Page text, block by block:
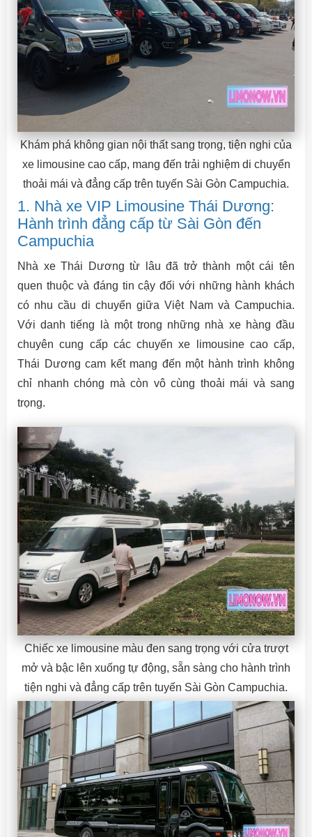
Khám phá không gian nội thất sang trọng, tiện nghi của
xe limousine cao cấp, mang đến trải nghiệm di chuyển
thoải mái và đẳng cấp trên tuyến Sài Gòn Campuchia.
1. Nhà xe VIP Limousine Thái Dương:
Hành trình đẳng cấp từ Sài Gòn đến
Campuchia
Nhà xe Thái Dương từ lâu đã trở thành một cái tên
quen thuộc và đáng tin cậy đối với những hành khách
có nhu cầu di chuyển giữa Việt Nam và Campuchia.
Với danh tiếng là một trong những nhà xe hàng đầu
chuyên cung cấp các chuyến xe limousine cao cấp,
Thái Dương cam kết mang đến một hành trình không
chỉ nhanh chóng mà còn vô cùng thoải mái và sang
trọng.
Chiếc xe limousine màu đen sang trọng với cửa trượt
mở và bậc lên xuống tự động, sẵn sàng cho hành trình
tiện nghi và đẳng cấp trên tuyến Sài Gòn Campuchia.